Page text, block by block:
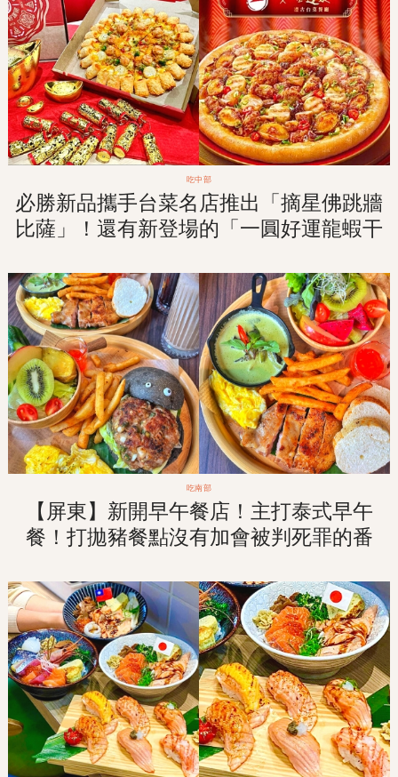
吃中部
必勝新品攜手台菜名店推出「摘星佛跳牆
比薩」！還有新登場的「一圓好運龍蝦干
吃南部
【屏東】新開早午餐店！主打泰式早午
餐！打拋豬餐點沒有加會被判死罪的番